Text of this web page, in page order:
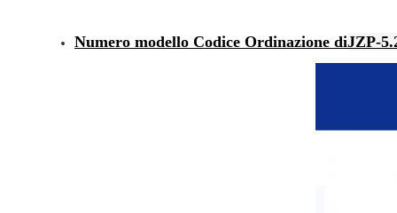
Numero modello Codice Ordinazione diJZP-